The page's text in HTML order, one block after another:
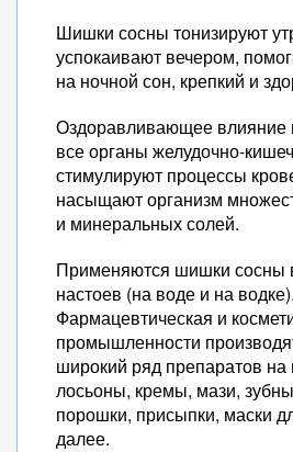
Шишки сосны тонизируют
успокаивают вечером,
на ночной сон, крепкий и
Оздоравливающее влияние
все органы желудочно-
стимулируют процессы
насыщают организм
и минеральных солей.
Применяются шишки сосны
настоев (на воде и на водке).
Фармацевтическая и
промышленности
широкий ряд препаратов на
лосьоны, кремы, мази,
порошки, присыпки, маски
далее.